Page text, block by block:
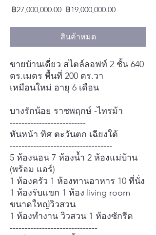
฿27,000,000.00 ราคา
฿19,000,000.00ราคา
สินค้าหมด
ขายบ้านเดี่ยว สไตล์ลอฟท์ 2 ชั้น 640
ตร.เมตร พื้นที่ 200 ตร.วา
เหมือนใหม่ อายุ 6 เดือน
-----------------------
บางรักน้อย ราชพฤกษ์ -ไทรม้า
--------------------------
หันหน้า ทิศ ตะวันตก เฉียงใต้
-----------------------------------
5 ห้องนอน 7 ห้องน้ำ 2 ห้องแม่บ้าน
(พร้อม แอร์)
1 ห้องครัว 1 ห้องทานอาหาร 10 ที่นั่ง
1 ห้องรับแขก 1 ห้อง living room
ขนาดใหญ่วิวสวน
1 ห้องทำงาน วิวสวน 1 ห้องซักรีด
------------------------------